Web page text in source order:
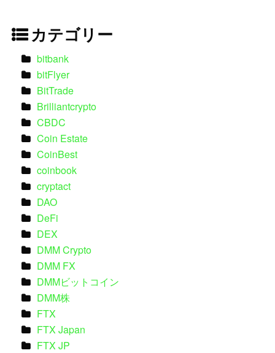
カテゴリー
bitbank
bitFlyer
BitTrade
Brilliantcrypto
CBDC
Coin Estate
CoinBest
coinbook
cryptact
DAO
DeFi
DEX
DMM Crypto
DMM FX
DMMビットコイン
DMM株
FTX
FTX Japan
FTX JP